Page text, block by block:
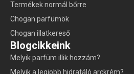
Termékek normál bőrre
Chogan parfümök
Chogan illatkereső
Blogcikkeink
Melyik parfüm illik hozzám?
Melyik a legjobb hidratáló arckrém?